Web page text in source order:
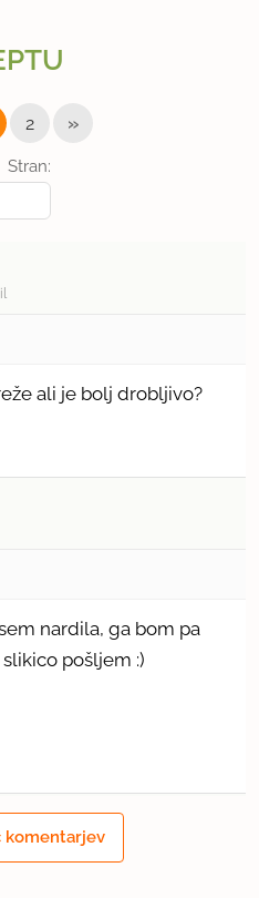
Stran:
2 »
ali je bolj drobljivo?
nardila, ga bom pa
pošljem :)
komentarjev